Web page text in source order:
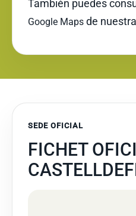
También puedes
Google Maps de
SEDE OFICIAL
FICHET